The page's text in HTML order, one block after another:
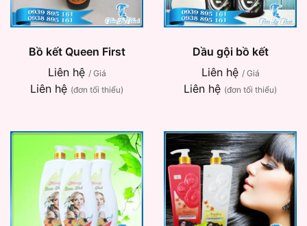
Bồ kết Queen First
Liên hệ / Giá
Liên hệ (đơn tối thiểu)
Dầu gội bồ kết
Liên hệ / Giá
Liên hệ (đơn tối thiểu)